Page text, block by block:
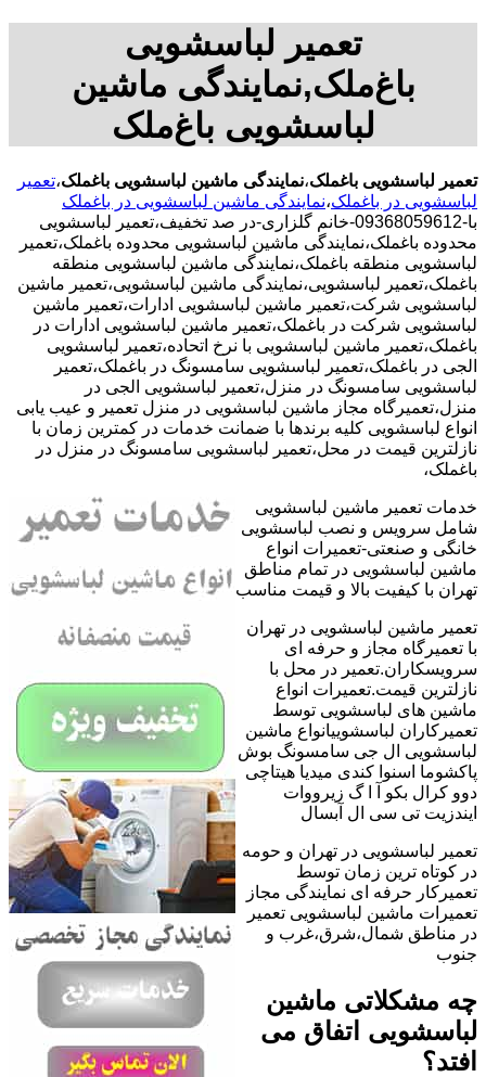
تعمیر لباسشویی
باغ‌ملک,نمایندگی ماشین
لباسشویی باغ‌ملک
تعمیر لباسشویی باغملک،نمایندگی ماشین لباسشویی باغملک،تعمیر
لباسشویی در باغملک،نمایندگی ماشین لباسشویی در باغملک
با-09368059612-خانم گلزاری-در صد تخفیف،تعمیر لباسشویی
محدوده باغملک،نمایندگی ماشین لباسشویی محدوده باغملک،تعمیر
لباسشویی منطقه باغملک،نمایندگی ماشین لباسشویی منطقه
باغملک،تعمیر لباسشویی،نمایندگی ماشین لباسشویی،تعمیر ماشین
لباسشویی شرکت،تعمیر ماشین لباسشویی ادارات،تعمیر ماشین
لباسشویی شرکت در باغملک،تعمیر ماشین لباسشویی ادارات در
باغملک،تعمیر ماشین لباسشویی با نرخ اتحاده،تعمیر لباسشویی
الجی در باغملک،تعمیر لباسشویی سامسونگ در باغملک،تعمیر
لباسشویی سامسونگ در منزل،تعمیر لباسشویی الجی در
منزل،تعمیرگاه مجاز ماشین لباسشویی در منزل تعمیر و عیب یابی
انواع لباسشویی کلیه برندها با ضمانت خدمات در کمترین زمان با
نازلترین قیمت در محل،تعمیر لباسشویی سامسونگ در منزل در
باغملک،
خدمات تعمیر ماشین لباسشویی
شامل سرویس و نصب لباسشویی
خانگی و صنعتی-تعمیرات انواع
ماشین لباسشویی در تمام مناطق
تهران با کیفیت بالا و قیمت مناسب
تعمیر ماشین لباسشویی در تهران
با تعمیرگاه مجاز و حرفه ای
سرویسکاران.تعمیر در محل با
نازلترین قیمت.تعمیرات انواع
ماشین های لباسشویی توسط
تعمیرکاران لباسشوییانواع ماشین
لباسشویی ال جی سامسونگ بوش
پاکشوما اسنوا کندی میدیا هیتاچی
دوو کرال بکو آ ا گ زیرووات
ایندزیت تی سی ال آبسال
تعمیر لباسشویی در تهران و حومه
در کوتاه ترین زمان توسط
تعمیرکار حرفه ای نمایندگی مجاز
تعمیرات ماشین لباسشویی تعمیر
در مناطق شمال،شرق،غرب و
جنوب
چه مشکلاتی ماشین
لباسشویی اتفاق می
افتد؟